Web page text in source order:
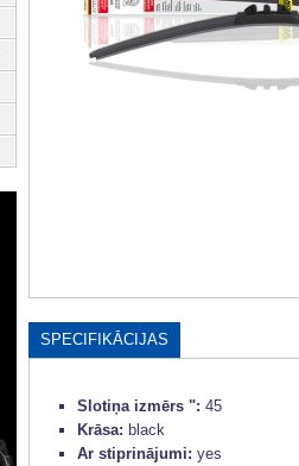
SPECIFIKĀCIJAS
Slotiņa izmērs ": 45
Krāsa: black
Ar stiprinājumi: yes